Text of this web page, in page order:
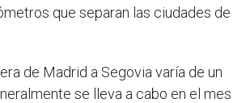
que separan las ciudades de
de Madrid a Segovia varía de un
se lleva a cabo en el mes